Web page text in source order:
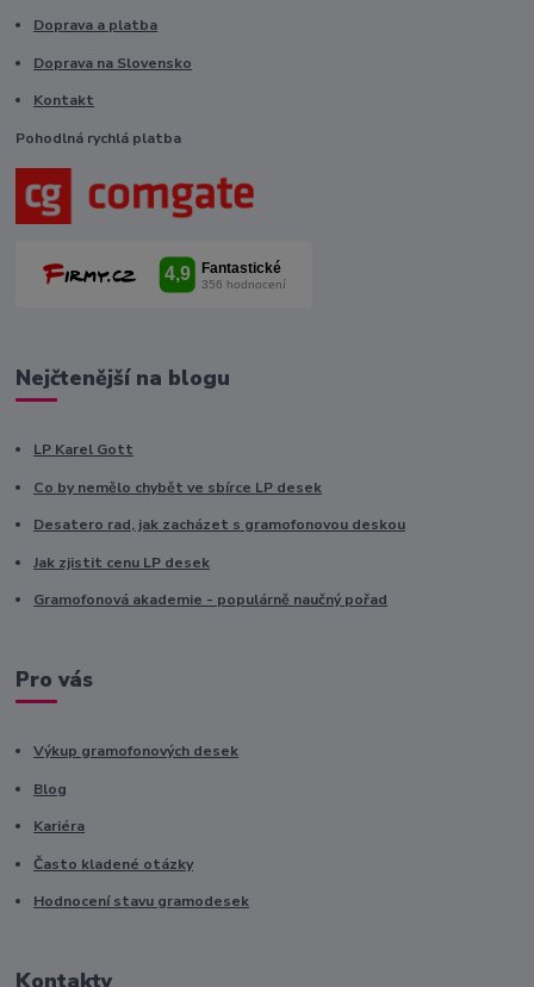
Doprava a platba
Doprava na Slovensko
Kontakt
Pohodlná rychlá platba
Nejčtenější na blogu
LP Karel Gott
Co by nemělo chybět ve sbírce LP desek
Desatero rad, jak zacházet s gramofonovou deskou
Jak zjistit cenu LP desek
Gramofonová akademie - populárně naučný pořad
Pro vás
Výkup gramofonových desek
Blog
Kariéra
Často kladené otázky
Hodnocení stavu gramodesek
Kontakty